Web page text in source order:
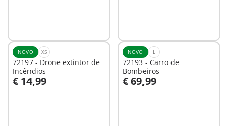
NOVO XS
72197 - Drone extintor de
Incêndios
€ 14,99
Ao carrinho
NOVO L
72193 - Carro de
Bombeiros
€ 69,99
Ao carrinho